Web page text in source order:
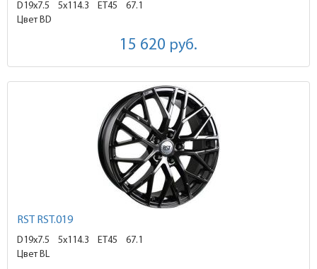
D19x7.5 5x114.3 ET45
67.1
Цвет BD
15 620 руб.
RST RST.019
D19x7.5 5x114.3 ET45
67.1
Цвет BL